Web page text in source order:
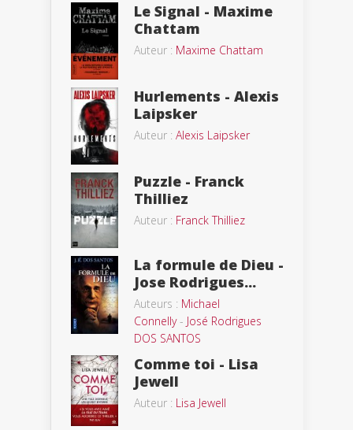
Le Signal - Maxime
Chattam
Auteur : Maxime Chattam
Hurlements - Alexis
Laipsker
Auteur : Alexis Laipsker
Puzzle - Franck
Thilliez
Auteur : Franck Thilliez
La formule de Dieu -
Jose Rodrigues...
Auteurs : Michael
Connelly- José Rodrigues
DOS SANTOS
Comme toi - Lisa
Jewell
Auteur : Lisa Jewell